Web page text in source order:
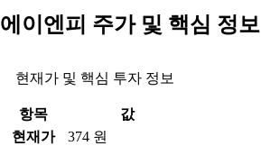
에이엔피 주가 및 핵심 정보
현재가 및 핵심 투자 정보
항목
값
현재가
374 원